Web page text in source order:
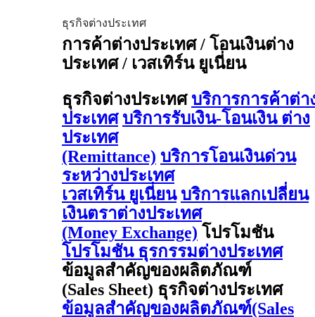
ธุรกิจต่างประเทศ
การค้าต่างประเทศ / โอนเงินต่าง
ประเทศ / เวสเทิร์น ยูเนี่ยน
ธุรกิจต่างประเทศ บริการการค้าต่า
ประเทศ บริการรับเงิน-โอนเงิน ต่าง
ประเทศ
(Remittance) บริการโอนเงินด่วน
ระหว่างประเทศ
เวสเทิร์น ยูเนี่ยน บริการแลกเปลี่ยน
เงินตราต่างประเทศ
(Money Exchange) โปรโมชัน
โปรโมชัน ธุรกรรมต่างประเทศ
ข้อมูลสำคัญของผลิตภัณฑ์
(Sales Sheet) ธุรกิจต่างประเทศ
ข้อมูลสำคัญของผลิตภัณฑ์(Sales